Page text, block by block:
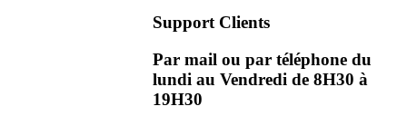
Support Clients
Par mail ou par téléphone du
lundi au Vendredi de 8H30 à
19H30